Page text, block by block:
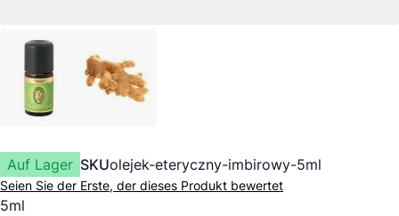
Auf Lager SKUolejek-eteryczny-imbirowy-5ml
Seien Sie der Erste, der dieses Produkt bewertet
5ml